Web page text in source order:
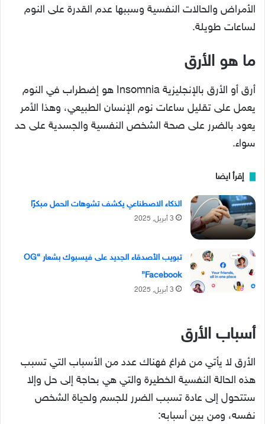
الأمراض والحالات النفسية وسببها عدم القدرة على النوم
لساعات طويلة.
ما هو الأرق
أرق أو الأرق بالإنجليزية Insomnia هو إضطراب في النوم
يعمل على تقليل ساعات نوم الإنسان الطبيعي، وهذا الأمر
يعود بالضرر على صحة الشخص النفسية والجسدية على حد
سواء.
إقرأ ايضا
الذكاء الاصطناعي يكشف تشوهات الحمل مبكرًا
3 أبريل, 2025
تبويب الأصدقاء الجديد على فيسبوك بشعار “OG
Facebook”
3 أبريل, 2025
أسباب الأرق
الأرق لا يأتي من فراغ فهناك عدد من الأسباب التي تسبب
هذه الحالة النفسية الخطيرة والتي هي بحاجة إلى حل وإلا
ستتحول إلى عادة تسبب الضرر للجسم ولحياة الشخص
نفسه، ومن بين أسبابه: